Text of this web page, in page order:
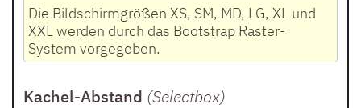
Die Bildschirmgrößen XS, SM, MD, LG, XL und
XXL werden durch das Bootstrap Raster-
System vorgegeben.
Kachel-Abstand (Selectbox)